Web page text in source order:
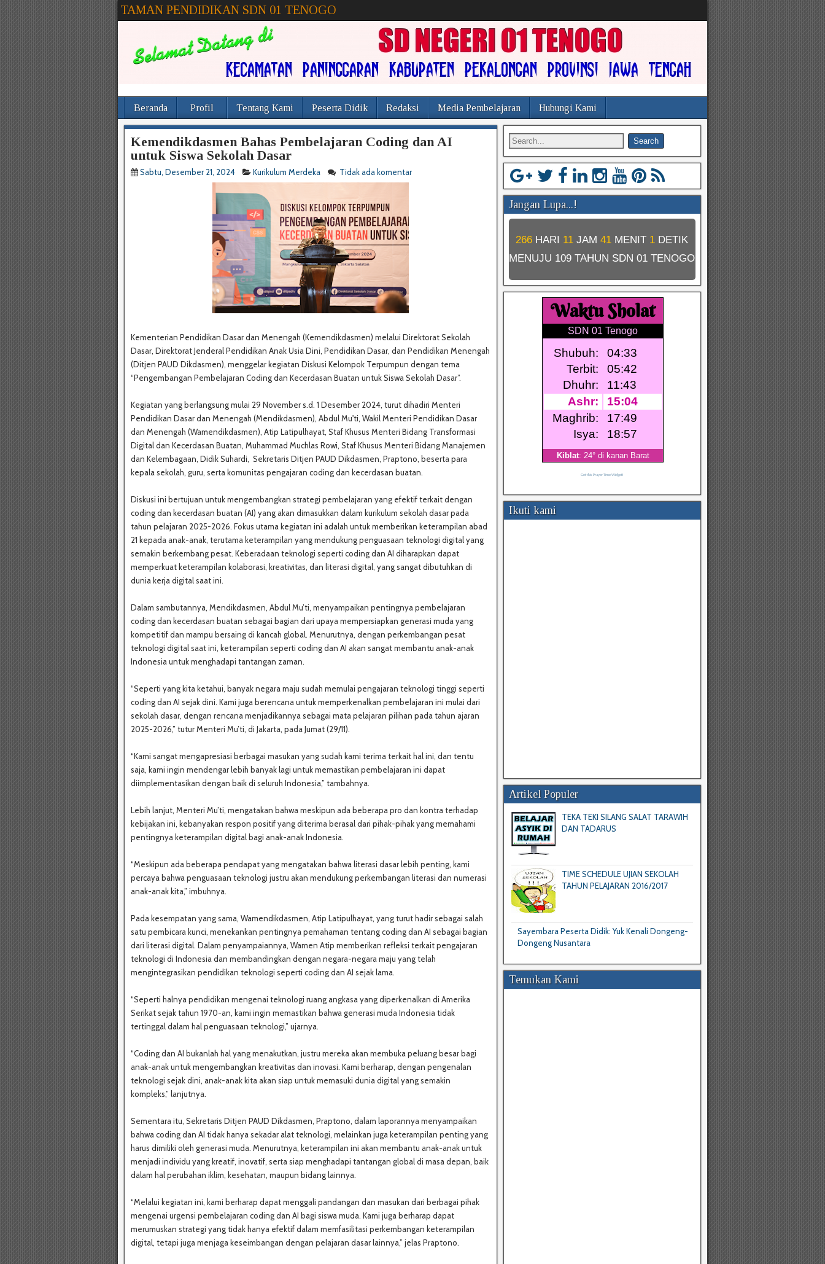
TAMAN PENDIDIKAN SDN 01 TENOGO
Beranda Profil Tentang Kami Peserta Didik Redaksi Media Pembelajaran Hubungi Kami
Kemendikdasmen Bahas Pembelajaran Coding dan AI
untuk Siswa Sekolah Dasar
Sabtu, Desember 21, 2024 Kurikulum Merdeka Tidak ada komentar
Kementerian Pendidikan Dasar dan Menengah (Kemendikdasmen) melalui Direktorat Sekolah
Dasar, Direktorat Jenderal Pendidikan Anak Usia Dini, Pendidikan Dasar, dan Pendidikan Menengah
(Ditjen PAUD Dikdasmen), menggelar kegiatan Diskusi Kelompok Terpumpun dengan tema
“Pengembangan Pembelajaran Coding dan Kecerdasan Buatan untuk Siswa Sekolah Dasar”.
Kegiatan yang berlangsung mulai 29 November s.d. 1 Desember 2024, turut dihadiri Menteri
Pendidikan Dasar dan Menengah (Mendikdasmen), Abdul Mu'ti, Wakil Menteri Pendidikan Dasar
dan Menengah (Wamendikdasmen), Atip Latipulhayat, Staf Khusus Menteri Bidang Transformasi
Digital dan Kecerdasan Buatan, Muhammad Muchlas Rowi, Staf Khusus Menteri Bidang Manajemen
dan Kelembagaan, Didik Suhardi, Sekretaris Ditjen PAUD Dikdasmen, Praptono, beserta para
kepala sekolah, guru, serta komunitas pengajaran coding dan kecerdasan buatan.
Diskusi ini bertujuan untuk mengembangkan strategi pembelajaran yang efektif terkait dengan
coding dan kecerdasan buatan (AI) yang akan dimasukkan dalam kurikulum sekolah dasar pada
tahun pelajaran 2025-2026. Fokus utama kegiatan ini adalah untuk memberikan keterampilan abad
21 kepada anak-anak, terutama keterampilan yang mendukung penguasaan teknologi digital yang
semakin berkembang pesat. Keberadaan teknologi seperti coding dan AI diharapkan dapat
memperkuat keterampilan kolaborasi, kreativitas, dan literasi digital, yang sangat dibutuhkan di
dunia kerja digital saat ini.
Dalam sambutannya, Mendikdasmen, Abdul Mu’ti, menyampaikan pentingnya pembelajaran
coding dan kecerdasan buatan sebagai bagian dari upaya mempersiapkan generasi muda yang
kompetitif dan mampu bersaing di kancah global. Menurutnya, dengan perkembangan pesat
teknologi digital saat ini, keterampilan seperti coding dan AI akan sangat membantu anak-anak
Indonesia untuk menghadapi tantangan zaman.
“Seperti yang kita ketahui, banyak negara maju sudah memulai pengajaran teknologi tinggi seperti
coding dan AI sejak dini. Kami juga berencana untuk memperkenalkan pembelajaran ini mulai dari
sekolah dasar, dengan rencana menjadikannya sebagai mata pelajaran pilihan pada tahun ajaran
2025-2026,” tutur Menteri Mu’ti, di Jakarta, pada Jumat (29/11).
“Kami sangat mengapresiasi berbagai masukan yang sudah kami terima terkait hal ini, dan tentu
saja, kami ingin mendengar lebih banyak lagi untuk memastikan pembelajaran ini dapat
diimplementasikan dengan baik di seluruh Indonesia,” tambahnya.
Lebih lanjut, Menteri Mu’ti, mengatakan bahwa meskipun ada beberapa pro dan kontra terhadap
kebijakan ini, kebanyakan respon positif yang diterima berasal dari pihak-pihak yang memahami
pentingnya keterampilan digital bagi anak-anak Indonesia.
“Meskipun ada beberapa pendapat yang mengatakan bahwa literasi dasar lebih penting, kami
percaya bahwa penguasaan teknologi justru akan mendukung perkembangan literasi dan numerasi
anak-anak kita,” imbuhnya.
Pada kesempatan yang sama, Wamendikdasmen, Atip Latipulhayat, yang turut hadir sebagai salah
satu pembicara kunci, menekankan pentingnya pemahaman tentang coding dan AI sebagai bagian
dari literasi digital. Dalam penyampaiannya, Wamen Atip memberikan refleksi terkait pengajaran
teknologi di Indonesia dan membandingkan dengan negara-negara maju yang telah
mengintegrasikan pendidikan teknologi seperti coding dan AI sejak lama.
“Seperti halnya pendidikan mengenai teknologi ruang angkasa yang diperkenalkan di Amerika
Serikat sejak tahun 1970-an, kami ingin memastikan bahwa generasi muda Indonesia tidak
tertinggal dalam hal penguasaan teknologi,” ujarnya.
“Coding dan AI bukanlah hal yang menakutkan, justru mereka akan membuka peluang besar bagi
anak-anak untuk mengembangkan kreativitas dan inovasi. Kami berharap, dengan pengenalan
teknologi sejak dini, anak-anak kita akan siap untuk memasuki dunia digital yang semakin
kompleks,” lanjutnya.
Sementara itu, Sekretaris Ditjen PAUD Dikdasmen, Praptono, dalam laporannya menyampaikan
bahwa coding dan AI tidak hanya sekadar alat teknologi, melainkan juga keterampilan penting yang
harus dimiliki oleh generasi muda. Menurutnya, keterampilan ini akan membantu anak-anak untuk
menjadi individu yang kreatif, inovatif, serta siap menghadapi tantangan global di masa depan, baik
dalam hal perubahan iklim, kesehatan, maupun bidang lainnya.
“Melalui kegiatan ini, kami berharap dapat menggali pandangan dan masukan dari berbagai pihak
mengenai urgensi pembelajaran coding dan AI bagi siswa muda. Kami juga berharap dapat
merumuskan strategi yang tidak hanya efektif dalam memfasilitasi perkembangan keterampilan
digital, tetapi juga menjaga keseimbangan dengan pelajaran dasar lainnya,” jelas Praptono.
Jangan Lupa...!
266 HARI 11JAM 41 MENIT 0 DETIK
MENUJU 109 TAHUN SDN 01 TENOGO
Get this Prayer Time Widget!
Ikuti kami
Artikel Populer
TEKA TEKI SILANG SALAT TARAWIH
DAN TADARUS
TIME SCHEDULE UJIAN SEKOLAH
TAHUN PELAJARAN 2016/2017
Sayembara Peserta Didik: Yuk Kenali Dongeng-
Dongeng Nusantara
Temukan Kami